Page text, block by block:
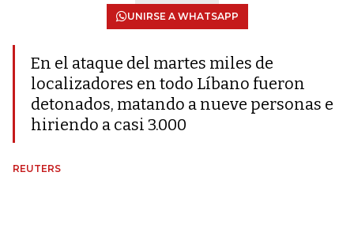
UNIRSE A WHATSAPP
En el ataque del martes miles de
localizadores en todo Líbano fueron
detonados, matando a nueve personas e
hiriendo a casi 3.000
REUTERS